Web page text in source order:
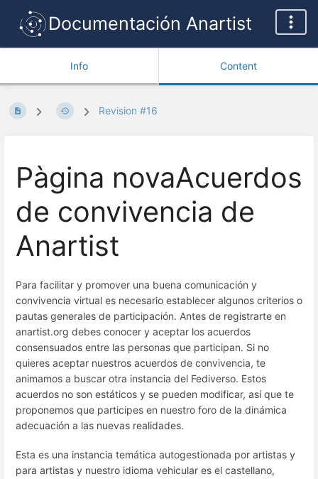
Documentación Anartist
Info Content
Revision #16
Pàgina novaAcuerdos
de convivencia de
Anartist
Para facilitar y promover una buena comunicación y
convivencia virtual es necesario establecer algunos criterios o
pautas generales de participación. Antes de registrarte en
anartist.org debes conocer y aceptar los acuerdos
consensuados entre las personas que participan. Si no
quieres aceptar nuestros acuerdos de convivencia, te
animamos a buscar otra instancia del Fediverso. Estos
acuerdos no son estáticos y se pueden modificar, así que te
proponemos que participes en nuestro foro de la dinámica
adecuación a las nuevas realidades.
Esta es una instancia temática autogestionada por artistas y
para artistas y nuestro idioma vehicular es el castellano,